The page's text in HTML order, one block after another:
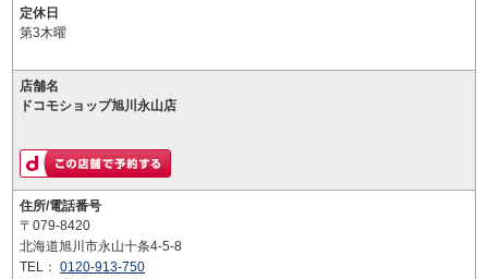
定休日
第3木曜
店舗名
ドコモショップ旭川永山店
住所/電話番号
〒079-8420
北海道旭川市永山十条4-5-8
TEL： 0120-913-750